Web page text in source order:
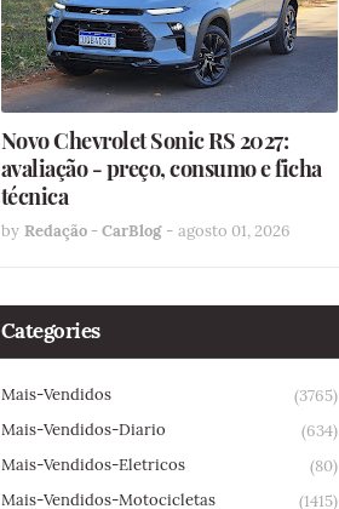
Novo Chevrolet Sonic RS 2027:
avaliação - preço, consumo e ficha
técnica
by Redação - CarBlog - agosto 01, 2026
Categories
Mais-Vendidos
(3765)
Mais-Vendidos-Diario
(634)
Mais-Vendidos-Eletricos
(80)
Mais-Vendidos-Motocicletas
(1415)